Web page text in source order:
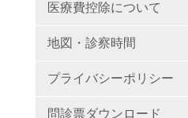
医療費控除について
地図・診察時間
プライバシーポリシー
問診票ダウンロード